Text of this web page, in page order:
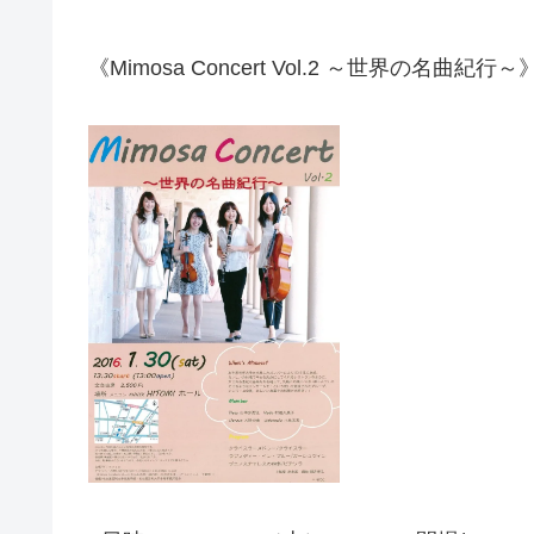
《Mimosa Concert Vol.2 ～世界の名曲紀行～